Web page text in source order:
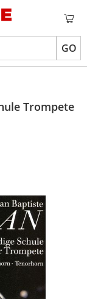
GO
Trompete